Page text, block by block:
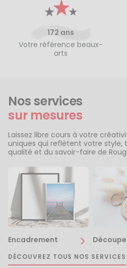
172 ans
Votre référence beaux-
arts
Nos services
sur mesures
Laissez libre cours à votre
uniques qui reflètent votre
qualité et du savoir-faire de
Encadrement
DÉCOUVREZ TOUS NOS SERVICES